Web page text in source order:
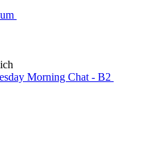
Morning Chat - B2